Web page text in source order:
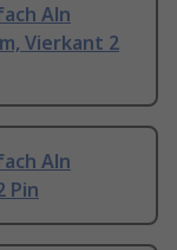
Aln
Vierkant 2
Aln
Pin